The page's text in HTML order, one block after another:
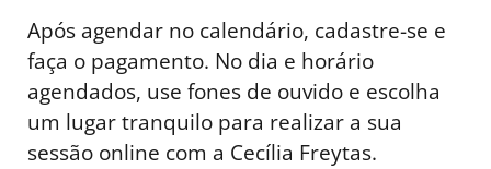
Após agendar no calendário, cadastre-se e
faça o pagamento. No dia e horário
agendados, use fones de ouvido e escolha
um lugar tranquilo para realizar a sua
sessão online com a Cecília Freytas.